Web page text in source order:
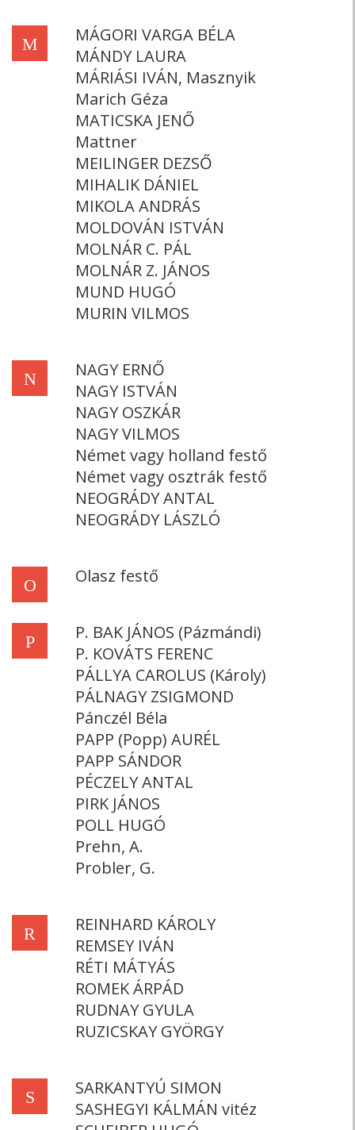
M
MÁGORI VARGA BÉLA
MÁNDY LAURA
MÁRIÁSI IVÁN, Masznyik
Marich Géza
MATICSKA JENŐ
Mattner
MEILINGER DEZSŐ
MIHALIK DÁNIEL
MIKOLA ANDRÁS
MOLDOVÁN ISTVÁN
MOLNÁR C. PÁL
MOLNÁR Z. JÁNOS
MUND HUGÓ
MURIN VILMOS
N
NAGY ERNŐ
NAGY ISTVÁN
NAGY OSZKÁR
NAGY VILMOS
Német vagy holland festő
Német vagy osztrák festő
NEOGRÁDY ANTAL
NEOGRÁDY LÁSZLÓ
O Olasz festő
P
P. BAK JÁNOS (Pázmándi)
P. KOVÁTS FERENC
PÁLLYA CAROLUS (Károly)
PÁLNAGY ZSIGMOND
Pánczél Béla
PAPP (Popp) AURÉL
PAPP SÁNDOR
PÉCZELY ANTAL
PIRK JÁNOS
POLL HUGÓ
Prehn, A.
Probler, G.
R
REINHARD KÁROLY
REMSEY IVÁN
RÉTI MÁTYÁS
ROMEK ÁRPÁD
RUDNAY GYULA
RUZICSKAY GYÖRGY
S
SARKANTYÚ SIMON
SASHEGYI KÁLMÁN vitéz